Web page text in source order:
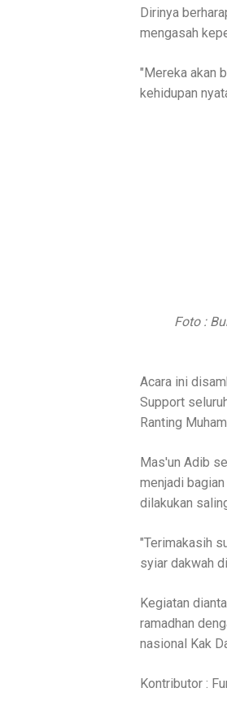
Dirinya
mengasah
"Mereka akan
kehidupan
Foto :
Acara ini
Support
Ranting
Mas'un Adib
menjadi
dilakukan
"Terimakasih
syiar dakwah
Kegiatan
ramadhan
nasional Kak
Kontributor :